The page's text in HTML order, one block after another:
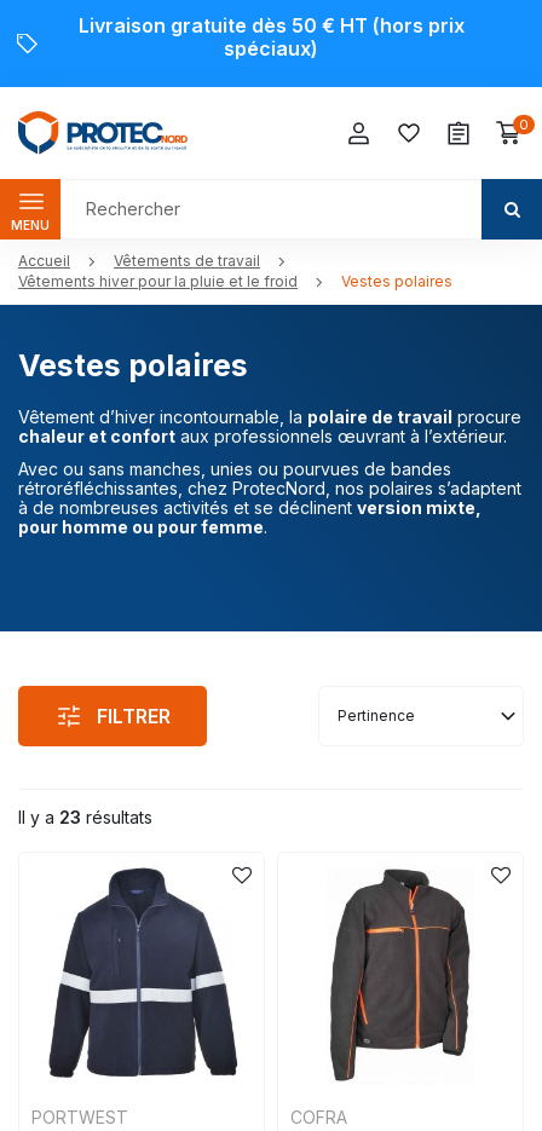
Livraison gratuite dès 50 € HT (hors prix
spéciaux)
0
MENU
Accueil
Vêtements de travail
Vêtements hiver pour la pluie et le froid
Vestes polaires
Vestes polaires
Vêtement d’hiver incontournable, la polaire de travail procure
chaleur et confort aux professionnels œuvrant à l’extérieur.
Avec ou sans manches, unies ou pourvues de bandes
rétroréfléchissantes, chez ProtecNord, nos polaires s’adaptent
à de nombreuses activités et se déclinent version mixte,
pour homme ou pour femme.
FILTRER Pertinence
Il y a 23 résultats
PORTWEST
COFRA